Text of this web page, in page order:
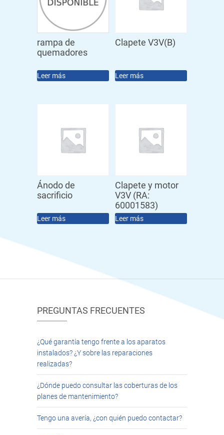
rampa de
quemadores
Leer más
Clapete V3V(B)
Leer más
Ánodo de
sacrificio
Leer más
Clapete y motor
V3V (RA:
60001583)
Leer más
PREGUNTAS FRECUENTES
¿Qué garantía tengo frente a los aparatos
instalados? ¿Y sobre las reparaciones
realizadas?
¿Dónde puedo consultar las coberturas de los
planes de mantenimiento?
Tengo una avería, ¿con quién puedo contactar?